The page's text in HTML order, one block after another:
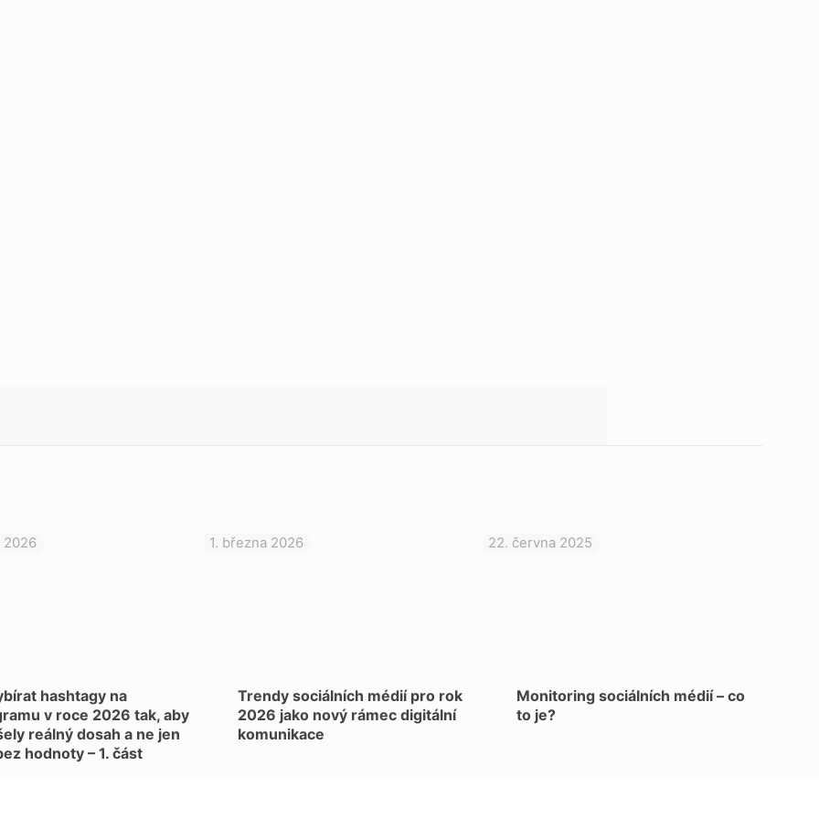
2026
hashtagy na
v roce 2026 tak, aby
reálný dosah a ne jen
hodnoty – 1. část
1. března 2026
Trendy sociálních médií pro rok
2026 jako nový rámec digitální
komunikace
22. června 2025
Monitoring sociálních médií – co
to je?